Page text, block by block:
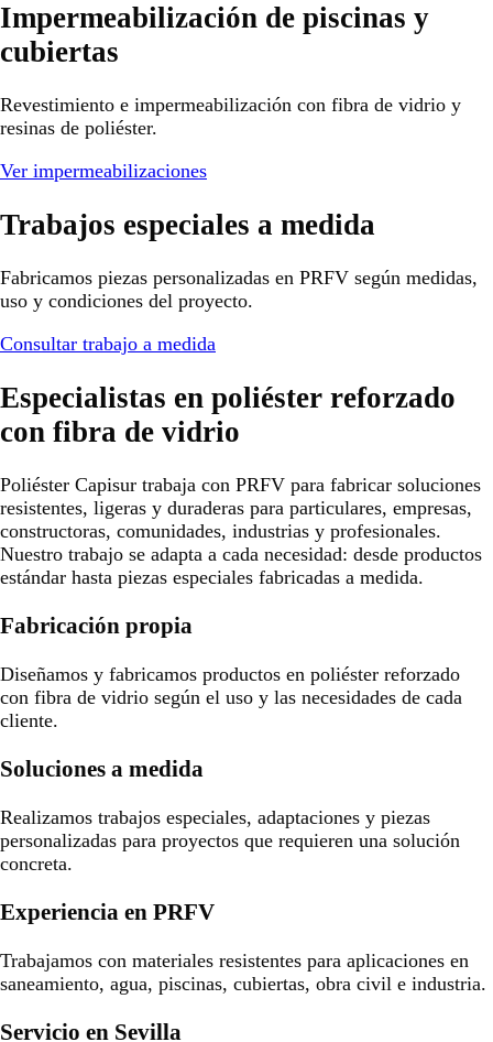
Impermeabilización de piscinas y
cubiertas
Revestimiento e impermeabilización con fibra de vidrio y
resinas de poliéster.
Ver impermeabilizaciones
Trabajos especiales a medida
Fabricamos piezas personalizadas en PRFV según medidas,
uso y condiciones del proyecto.
Consultar trabajo a medida
Especialistas en poliéster reforzado
con fibra de vidrio
Poliéster Capisur trabaja con PRFV para fabricar soluciones
resistentes, ligeras y duraderas para particulares, empresas,
constructoras, comunidades, industrias y profesionales.
Nuestro trabajo se adapta a cada necesidad: desde productos
estándar hasta piezas especiales fabricadas a medida.
Fabricación propia
Diseñamos y fabricamos productos en poliéster reforzado
con fibra de vidrio según el uso y las necesidades de cada
cliente.
Soluciones a medida
Realizamos trabajos especiales, adaptaciones y piezas
personalizadas para proyectos que requieren una solución
concreta.
Experiencia en PRFV
Trabajamos con materiales resistentes para aplicaciones en
saneamiento, agua, piscinas, cubiertas, obra civil e industria.
Servicio en Sevilla